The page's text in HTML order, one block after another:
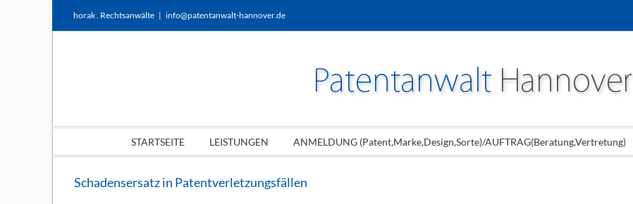
horak . Rechtsanwälte | info@patentanwalt-hannover.de
STARTSEITE LEISTUNGEN ANMELDUNG (Patent,Marke,Design,Sorte)/AUFTRAG(Beratung,Vertretung)
Schadensersatz in Patentverletzungsfällen